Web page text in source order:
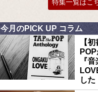
特集一覧はこ
今月のPICK UP コラム
【
『
した